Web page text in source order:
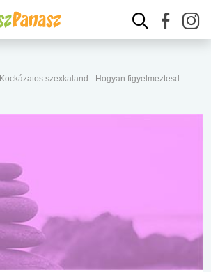
Kockázatos szexkaland - Hogyan figyelmeztesd